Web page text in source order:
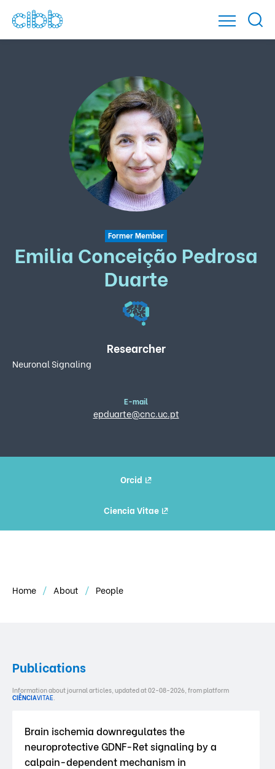
Former Member
Emilia Conceição Pedrosa
Duarte
Researcher
Neuronal Signaling
E-mail
epduarte@cnc.uc.pt
Orcid
Ciencia Vitae
Home About People
Publications
Information about journal articles, updated at 02-08-2026, from platform
CIÊNCIAVITAE.
Brain ischemia downregulates the
neuroprotective GDNF-Ret signaling by a
calpain-dependent mechanism in